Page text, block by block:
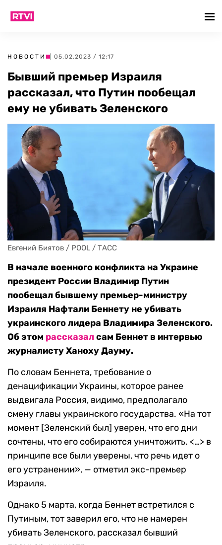
НОВОСТИ | 05.02.2023 / 12:17
Бывший премьер Израиля
рассказал, что Путин пообещал
ему не убивать Зеленского
Евгений Биятов / POOL / ТАСС
В начале военного конфликта на Украине
президент России Владимир Путин
пообещал бывшему премьер-министру
Израиля Нафтали Беннету не убивать
украинского лидера Владимира Зеленского.
Об этом рассказалсам Беннет в интервью
журналисту Ханоху Дауму.
По словам Беннета, требование о
денацификации Украины, которое ранее
выдвигала Россия, видимо, предполагало
смену главы украинского государства. «На тот
момент [Зеленский был] уверен, что его дни
сочтены, что его собираются уничтожить. <…> в
принципе все были уверены, что речь идет о
его устранении», — отметил экс-премьер
Израиля.
Однако 5 марта, когда Беннет встретился с
Путиным, тот заверил его, что не намерен
убивать Зеленского, рассказал бывший